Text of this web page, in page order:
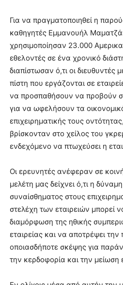
Για να πραγματοποιηθεί η
καθηγητές Εμμανουήλ
χρησιμοποίησαν 23.000
εθελοντές σε ένα χρονικό
διαπίστωσαν ό,τι οι διευθυντές
πίστη που εργάζονται σε
να προσπαθήσουν να προβούν
για να ωφελήσουν τα
επιχειρηματικής τους
βρίσκονταν στο χείλος του
ενδεχόμενο να πτωχεύσει η
Οι ερευνητές ανέφεραν σε
μελέτη μας δείχνει ό,τι η
συναίσθηματος στους
στελέχη των εταιρειών μπορεί
διαμόρφωση της ηθικής
εταιρείας και να αποτρέψει την
οποιασδήποτε σκέψης για
την κερδοφορία και την μείωση